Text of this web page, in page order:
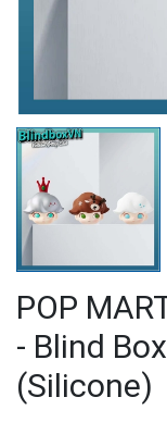
POP
- Blind
(Silicone)